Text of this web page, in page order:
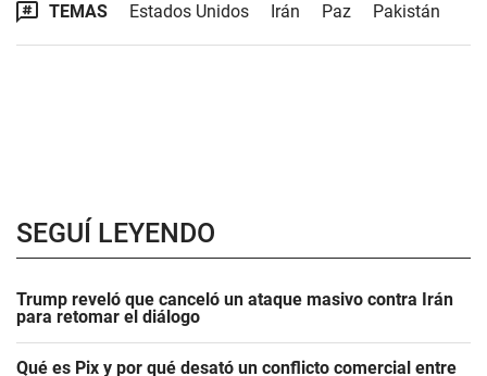
TEMAS Estados Unidos Irán Paz Pakistán
SEGUÍ LEYENDO
Trump reveló que canceló un ataque masivo contra Irán
para retomar el diálogo
Qué es Pix y por qué desató un conflicto comercial entre